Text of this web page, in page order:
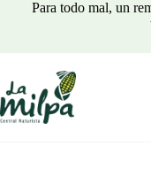
Para todo mal, un